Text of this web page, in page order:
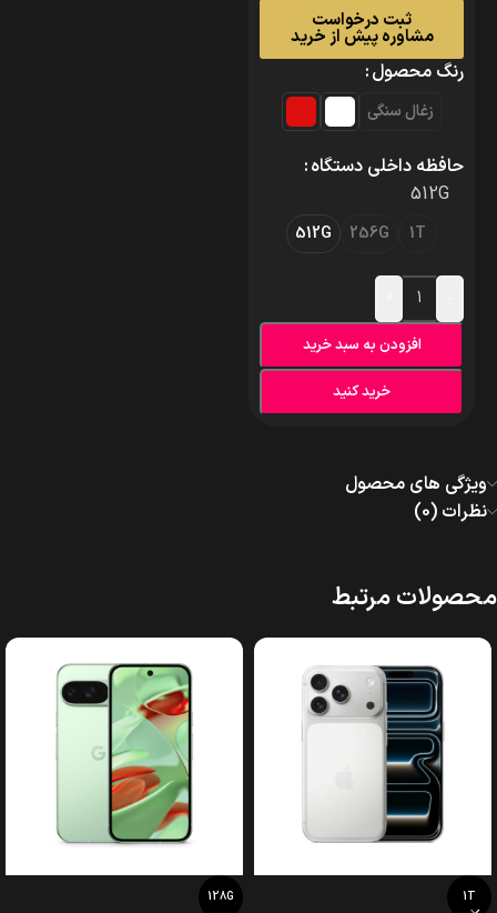
ثبت درخواست
مشاوره پیش از خرید
رنگ محصول
زغال سنگی
حافظه داخلی دستگاه
512G
1T
256G
512G
افزودن به سبد خرید
خرید کنید
ویژگی های محصول
نظرات (0)
محصولات مرتبط
1T
128G